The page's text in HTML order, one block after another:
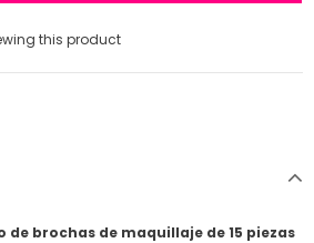
this product
de brochas de maquillaje de 15 piezas